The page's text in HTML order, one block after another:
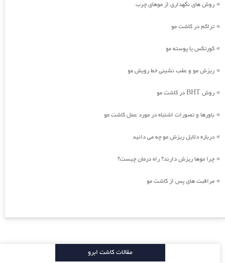
» روش های نگهداری از موهای چرب
» تراکم در کاشت مو
» کورتکس یا پوسته مو
» ریزش مو و عقب نشینی خط رویش مو
» روش BHT در کاشت مو
» باورها و تصورات اشتباه در مورد عمل کاشت مو
» درباره دلایل ریزش مو چه می دانید
» چرا موها ریزش دارند؟ راه درمان چیست؟
» مراقبت های پس از کاشت مو
مقالات کاشت ابرو